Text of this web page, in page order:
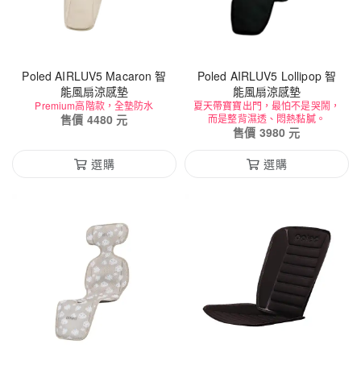
Poled AIRLUV5 Macaron 智
能風扇涼感墊
Premium高階款，全墊防水
售價 4480 元
選購
Poled AIRLUV5 Lollipop 智
能風扇涼感墊
夏天帶寶寶出門，最怕不是哭鬧，
而是整背濕透、悶熱黏膩。
售價 3980 元
選購